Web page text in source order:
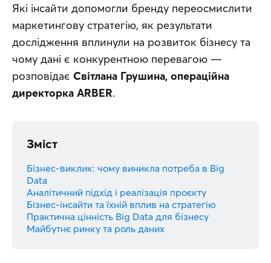
Які інсайти допомогли бренду переосмислити
маркетингову стратегію, як результати
дослідження вплинули на розвиток бізнесу та
чому дані є конкурентною перевагою —
розповідає Світлана Грушина, операційна
директорка ARBER.
Зміст
Бізнес-виклик: чому виникла потреба в Big
Data
Аналітичний підхід і реалізація проєкту
Бізнес-інсайти та їхній вплив на стратегію
Практична цінність Big Data для бізнесу
Майбутнє ринку та роль даних